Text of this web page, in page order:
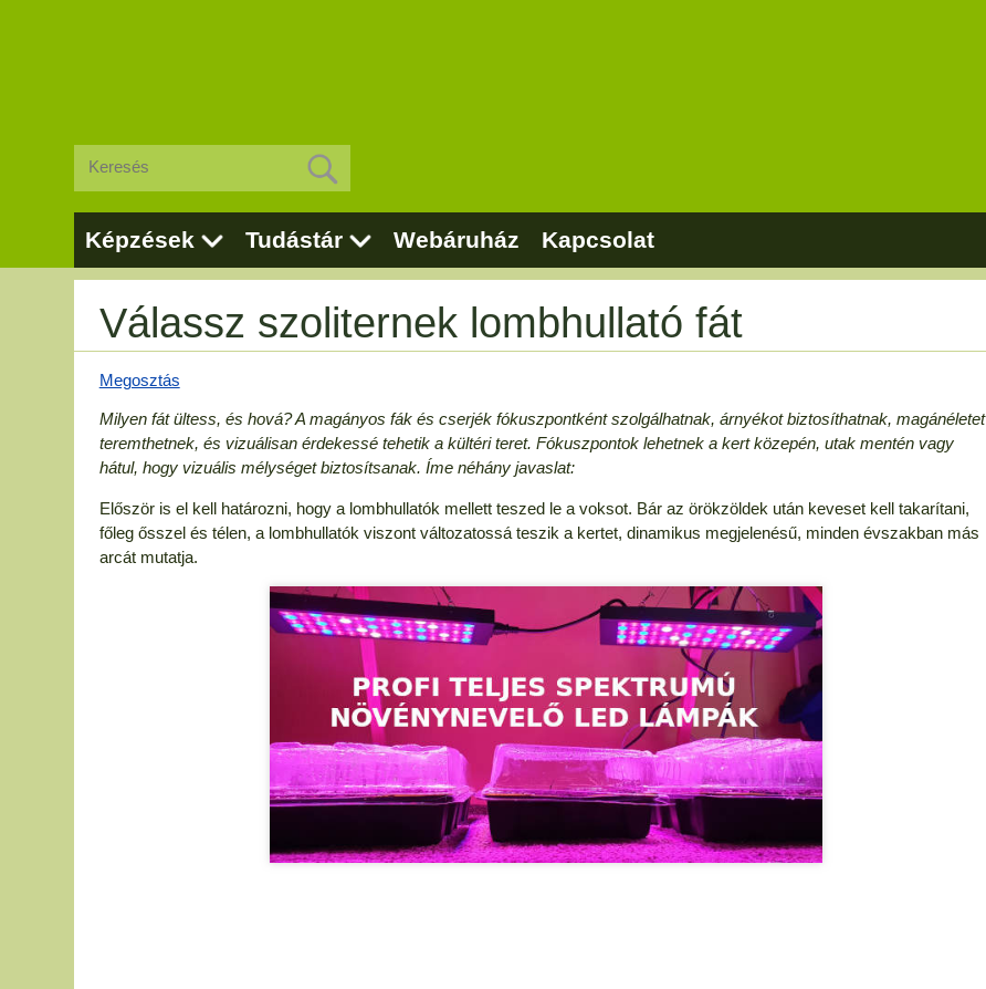
Képzések Tudástár Webáruház Kapcsolat
Válassz szoliternek lombhullató fát
Megosztás
Milyen fát ültess, és hová? A magányos fák és cserjék fókuszpontként szolgálhatnak, árnyékot biztosíthatnak, magánéletet
teremthetnek, és vizuálisan érdekessé tehetik a kültéri teret. Fókuszpontok lehetnek a kert közepén, utak mentén vagy
hátul, hogy vizuális mélységet biztosítsanak. Íme néhány javaslat:
Először is el kell határozni, hogy a lombhullatók mellett teszed le a voksot. Bár az örökzöldek után keveset kell takarítani,
főleg ősszel és télen, a lombhullatók viszont változatossá teszik a kertet, dinamikus megjelenésű, minden évszakban más
arcát mutatja.